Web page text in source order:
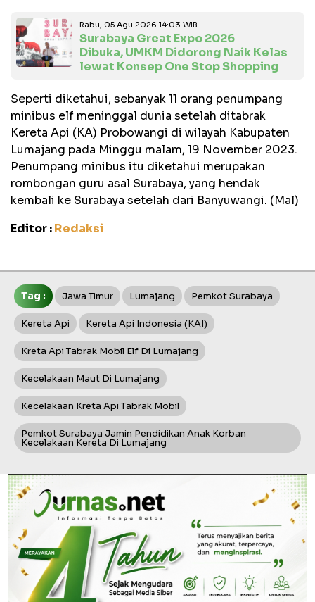
Rabu, 05 Agu 2026 14:03 WIB
Surabaya Great Expo 2026
Dibuka, UMKM Didorong Naik Kelas
lewat Konsep One Stop Shopping
Seperti diketahui, sebanyak 11 orang penumpang
minibus elf meninggal dunia setelah ditabrak
Kereta Api (KA) Probowangi di wilayah Kabupaten
Lumajang pada Minggu malam, 19 November 2023.
Penumpang minibus itu diketahui merupakan
rombongan guru asal Surabaya, yang hendak
kembali ke Surabaya setelah dari Banyuwangi. (Mal)
Editor :Redaksi
Tag : Jawa Timur Lumajang Pemkot Surabaya
Kereta Api Kereta Api Indonesia (KAI)
Kreta Api Tabrak Mobil Elf Di Lumajang
Kecelakaan Maut Di Lumajang
Kecelakaan Kreta Api Tabrak Mobil
Pemkot Surabaya Jamin Pendidikan Anak Korban
Kecelakaan Kereta Di Lumajang